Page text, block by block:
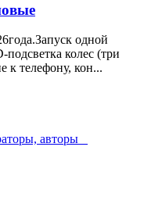
одной
колес (три
к телефону, кон...